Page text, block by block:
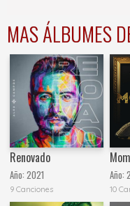
MAS ÁLBUMES
Renovado
Año:2021
9 Canciones
Año:
10